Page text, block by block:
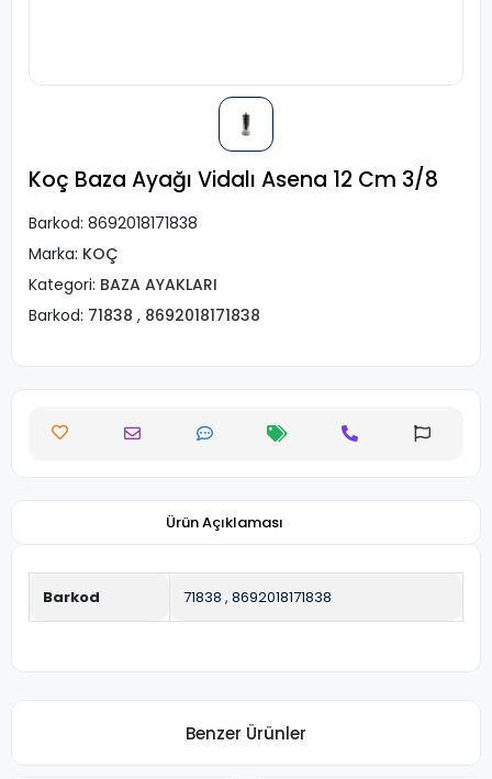
Koç Baza Ayağı Vidalı Asena 12 Cm 3/8
Barkod: 8692018171838
Marka: KOÇ
Kategori: BAZA AYAKLARI
Barkod: 71838 , 8692018171838
Ürün Açıklaması
Barkod 71838 , 8692018171838
Benzer Ürünler